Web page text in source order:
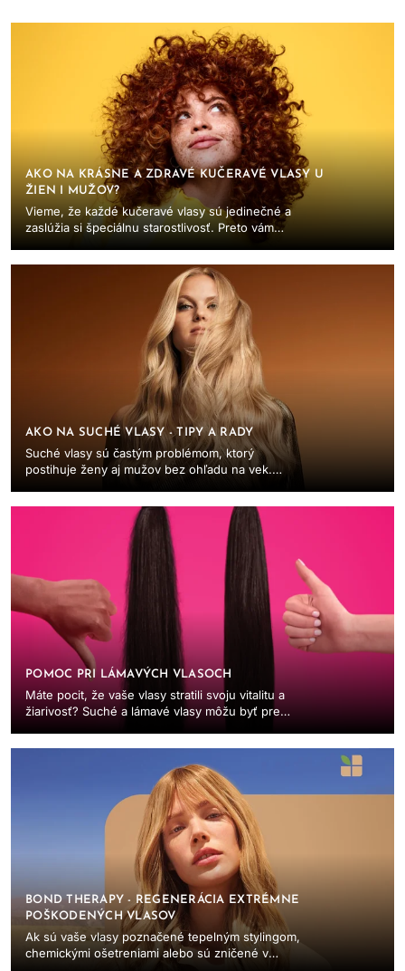
AKO NA KRÁSNE A ZDRAVÉ KUČERAVÉ VLASY U
ŽIEN I MUŽOV?
Vieme, že každé kučeravé vlasy sú jedinečné a
zaslúžia si špeciálnu starostlivosť. Preto vám
AKO NA SUCHÉ VLASY - TIPY A RADY
Suché vlasy sú častým problémom, ktorý
postihuje ženy aj mužov bez ohľadu na vek.
POMOC PRI LÁMAVÝCH VLASOCH
Máte pocit, že vaše vlasy stratili svoju vitalitu a
žiarivosť? Suché a lámavé vlasy môžu byť pre
BOND THERAPY - REGENERÁCIA EXTRÉMNE
POŠKODENÝCH VLASOV
Ak sú vaše vlasy poznačené tepelným stylingom,
chemickými ošetreniami alebo sú zničené v